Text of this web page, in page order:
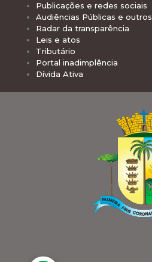
Publicações e redes sociais
Audiências Públicas e outros
Radar da transparência
Leis e atos
Tributário
Portal inadimplência
Dívida Ativa